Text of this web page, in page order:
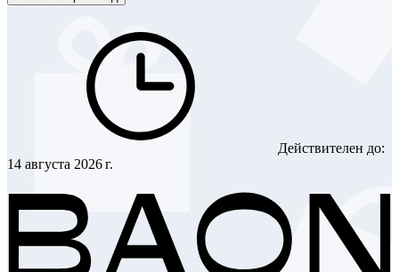
Действителен до:
14 августа 2026 г.